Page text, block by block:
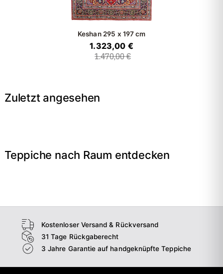
Keshan 295 x 197 cm
1.323,00 €
1.470,00 €
Zuletzt angesehen
Teppiche nach Raum entdecken
Wohnzimmer
Kostenloser Versand & Rückversand
31 Tage Rückgaberecht
3 Jahre Garantie auf handgeknüpfte Teppiche